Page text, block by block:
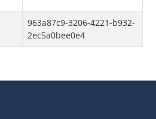
963a87c9-3206-4221-b932-
2ec5a0bee0e4